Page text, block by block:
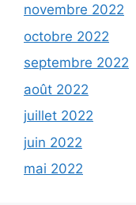
novembre 2022
octobre 2022
septembre 2022
août 2022
juillet 2022
juin 2022
mai 2022